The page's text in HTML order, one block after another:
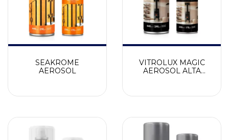
SEAKROME
AEROSOL
VITROLUX MAGIC
AEROSOL ALTA